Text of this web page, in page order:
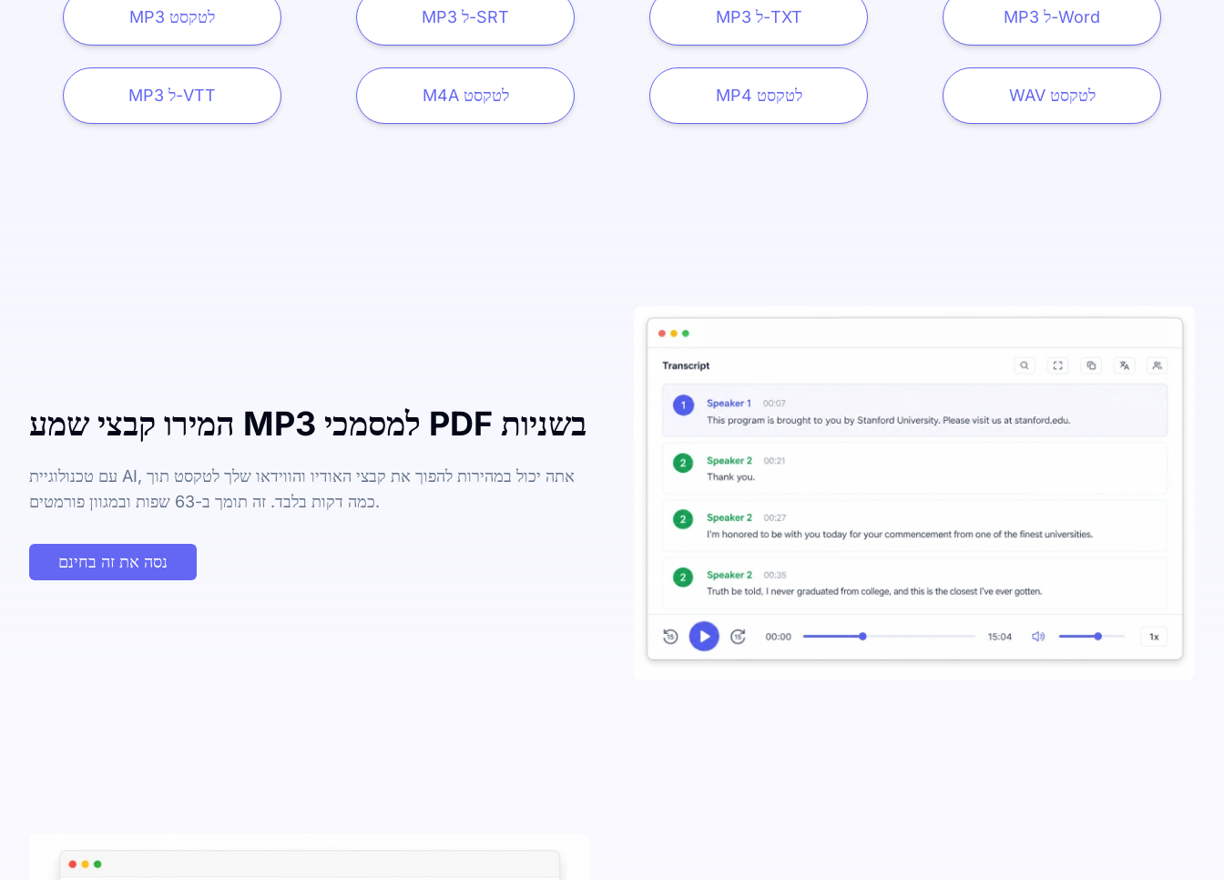
MP3 לטקסט MP3 ל-SRT MP3 ל-TXT MP3 ל-Word
MP3 ל-VTT M4A לטקסט MP4 לטקסט WAV לטקסט
המירו קבצי שמע MP3 למסמכי PDF בשניות
עם טכנולוגיית AI, אתה יכול במהירות להפוך את קבצי האודיו והווידאו שלך לטקסט תוך
כמה דקות בלבד. זה תומך ב-63 שפות ובמגוון פורמטים.
נסה את זה בחינם